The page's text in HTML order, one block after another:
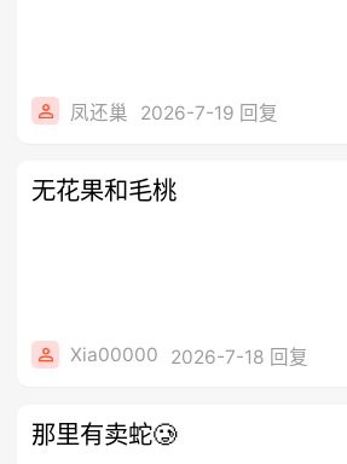
凤还巢 2026-7-19 回复
无花果和毛桃
Xia00000 2026-7-18 回复
那里有卖蛇🥲